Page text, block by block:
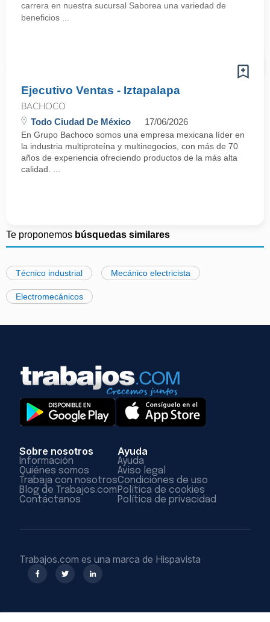
carrera en nuestra sucursal Saborea una variedad de
beneficios ...
Ejecutivo Ventas - Iztapalapa
BACHOCO
Todo Ciudad De México 17/06/2026
En Grupo Bachoco somos una empresa mexicana líder en
la industria multiproteína y multinegocios, con más de 70
años de experiencia ofreciendo productos de la más alta
calidad. ...
Te proponemos búsquedas similares
Técnico industrial Mecánico electricista
Electromecánicos
Sobre nosotros
Información
Quiénes somos
Trabaja con nosotros
Blog de Trabajos.com
Contáctanos
Ayuda
Ayuda
Aviso legal
Condiciones de uso
Política de cookies
Política de privacidad
Trabajos.com es una marca de Hispavista